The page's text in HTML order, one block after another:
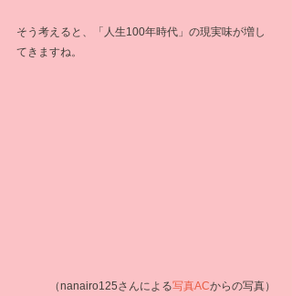
そう考えると、「人生100年時代」の現実味が増し
てきますね。
（nanairo125さんによる写真ACからの写真）